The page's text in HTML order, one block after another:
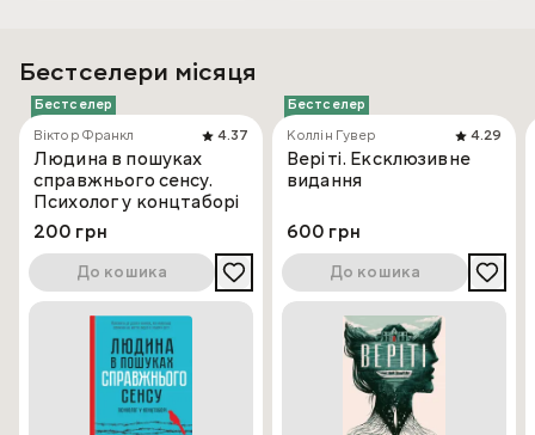
Бестселери місяця
Бестселер
Віктор Франкл
4.37
Людина в пошуках
справжнього сенсу.
Психолог у концтаборі
200 грн
До кошика
Бестселер
Коллін Гувер
4.29
Веріті. Ексклюзивне
видання
600 грн
До кошика